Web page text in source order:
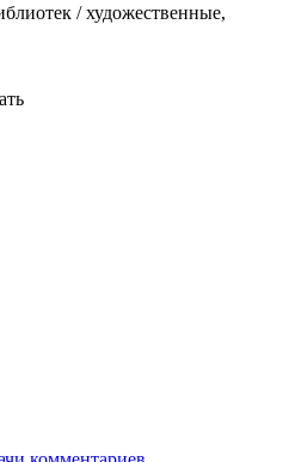
/ художественные,